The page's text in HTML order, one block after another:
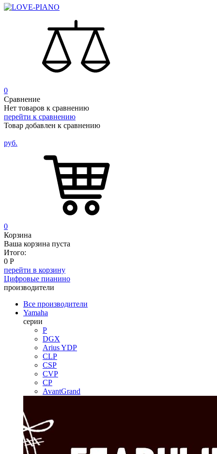
0
Сравнение
Нет товаров к сравнению
перейти к сравнению
Товар добавлен к сравнению
руб.
0
Корзина
Ваша корзина пуста
Итого:
0 Р
перейти в корзину
Цифровые пианино
производители
Все производители
Yamaha
серии
P
DGX
Arius YDP
CLP
CSP
CVP
CP
AvantGrand